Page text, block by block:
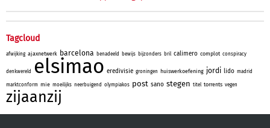
Tagcloud
afwijking ajaxnetwerk barcelona benadeeld bewijs bijzonders bril calimero complot conspiracy
denkwereld elsimao eredivisie groningen huiswerkoefening jordi lido madrid
marktconform mie moeilijks neerbuigend olympiakos post sano stegen titel torrents vegen
zijaanzij